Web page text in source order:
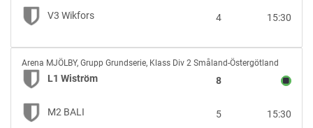
V3
Wikfors
V3 Wikfors 15:30
4
L1
Wiström
vs
M2
BALI
Arena MJÖLBY, Grupp Grundserie, Klass Div 2 Småland-Östergötland
L1 Wiström 8
M2 BALI 15:30
5